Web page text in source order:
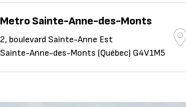
Metro Sainte-Anne-des-Monts
2, boulevard Sainte-Anne Est
Sainte-Anne-des-Monts (Québec) G4V1M5